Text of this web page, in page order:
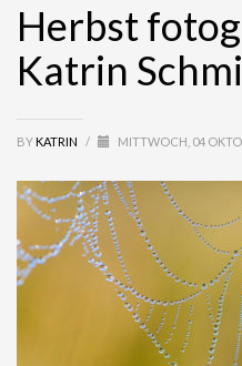
Herbst
Katrin
BY KATRIN / MITTWOCH, 04